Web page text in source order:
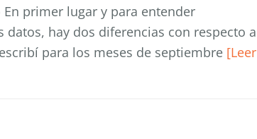
primer lugar y para entender
datos, hay dos diferencias con respecto a
para los meses de septiembre [Leer